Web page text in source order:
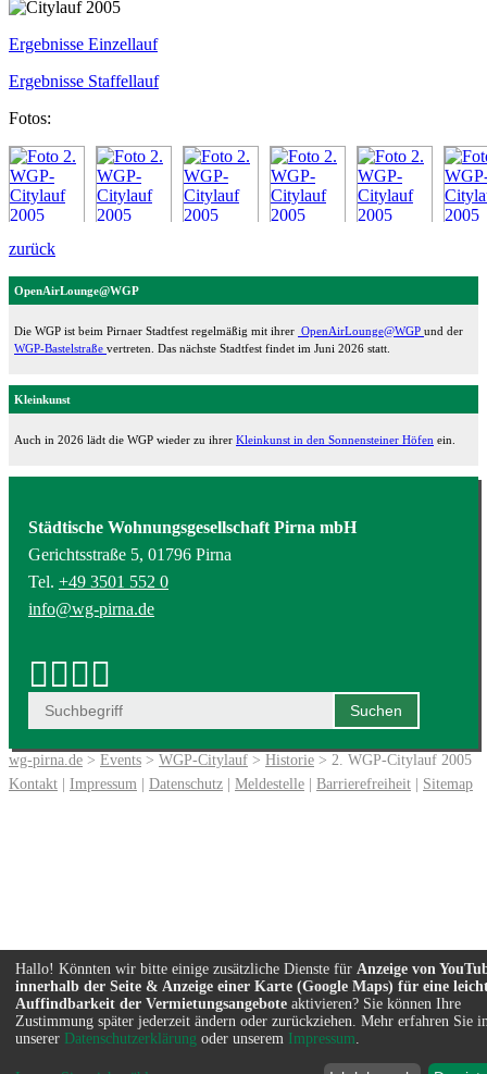
Ergebnisse Einzellauf
Ergebnisse Staffellauf
Fotos:
zurück
OpenAirLounge@WGP
Die WGP ist beim Pirnaer Stadtfest regelmäßig mit ihrer OpenAirLounge@WGP und der
WGP-Bastelstraße vertreten. Das nächste Stadtfest findet im Juni 2026 statt.
Kleinkunst
Auch in 2026 lädt die WGP wieder zu ihrer Kleinkunst in den Sonnensteiner Höfen ein.
Städtische Wohnungsgesellschaft Pirna mbH
Gerichtsstraße 5, 01796 Pirna
Tel. +49 3501 552 0
info@wg-pirna.de
wg-pirna.de > Events > WGP-Citylauf > Historie > 2. WGP-Citylauf 2005
Kontakt | Impressum | Datenschutz | Meldestelle | Barrierefreiheit | Sitemap
Hallo! Könnten wir bitte einige zusätzliche Dienste für Anzeige von
innerhalb der Seite & Anzeige einer Karte (Google Maps) für eine
Auffindbarkeit der Vermietungsangebote aktivieren? Sie können Ihre
Zustimmung später jederzeit ändern oder zurückziehen. Mehr erfahren Sie
unserer Datenschutzerklärung oder unserem Impressum